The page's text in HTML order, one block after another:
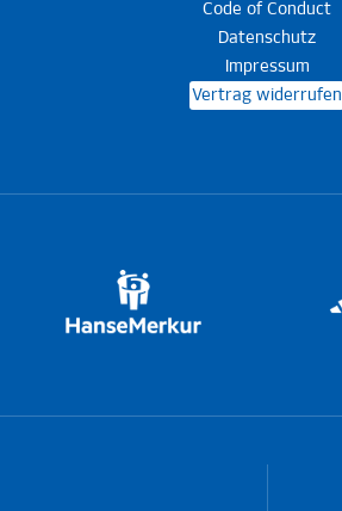
Code of Conduct
Datenschutz
Impressum
Vertrag widerrufen